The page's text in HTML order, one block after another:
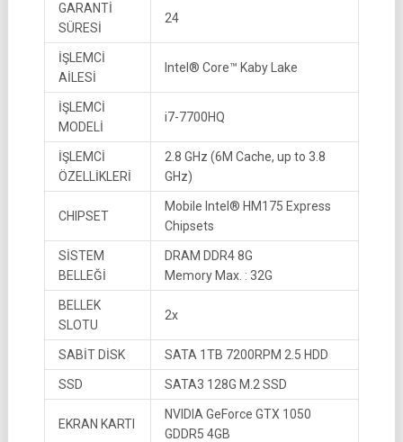
GARANTİ
SÜRESİ
24
İŞLEMCİ
AİLESİ
Intel® Core™ Kaby Lake
İŞLEMCİ
MODELİ
i7-7700HQ
İŞLEMCİ
ÖZELLİKLERİ
2.8 GHz (6M Cache, up to 3.8
GHz)
CHIPSET
Mobile Intel® HM175 Express
Chipsets
SİSTEM
BELLEĞİ
DRAM DDR4 8G
Memory Max. : 32G
BELLEK
SLOTU
2x
SABİT DİSK SATA 1TB 7200RPM 2.5 HDD
SSD SATA3 128G M.2 SSD
EKRAN KARTI
NVIDIA GeForce GTX 1050
GDDR5 4GB